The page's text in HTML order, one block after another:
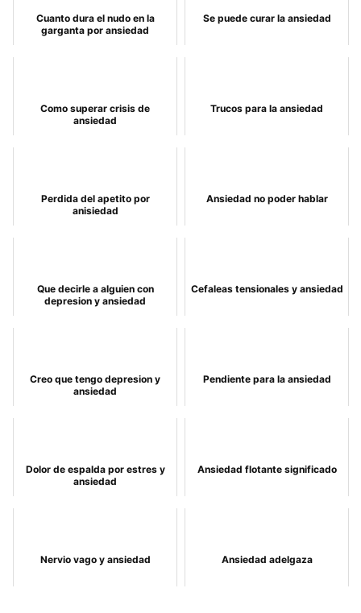
Cuanto dura el nudo en la
garganta por ansiedad
Se puede curar la ansiedad
Como superar crisis de
ansiedad
Trucos para la ansiedad
Perdida del apetito por
anisiedad
Ansiedad no poder hablar
Que decirle a alguien con
depresion y ansiedad
Cefaleas tensionales y ansiedad
Creo que tengo depresion y
ansiedad
Pendiente para la ansiedad
Dolor de espalda por estres y
ansiedad
Ansiedad flotante significado
Nervio vago y ansiedad Ansiedad adelgaza